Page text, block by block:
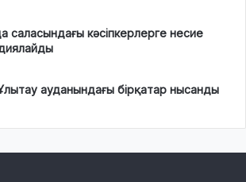
саласындағы кәсіпкерлерге несие
ауданындағы бірқатар нысанды